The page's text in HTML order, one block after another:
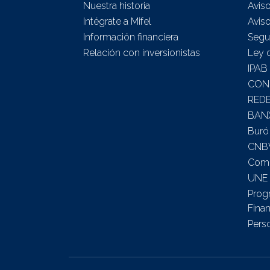
Nuestra historia
Intégrate a Mifel
Información financiera
Relación con inversionistas
Ley
IPAB
UNE